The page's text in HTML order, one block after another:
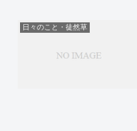
日々のこと・徒然草